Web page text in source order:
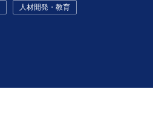
人材開発・教育